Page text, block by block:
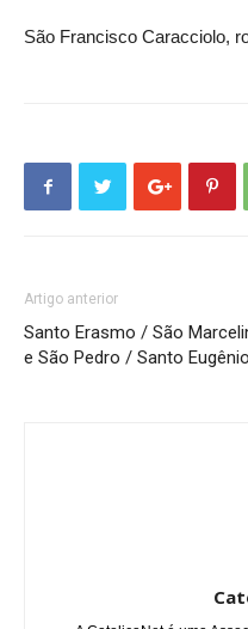
São Francisco Caracciolo,
Artigo anterior
Santo Erasmo / São
e São Pedro / Santo